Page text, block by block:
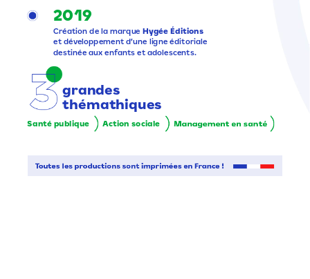
Action sociale Management en santé
Santé publique
Toutes les productions sont imprimées en France !
grandes
thémathiques
Création de la marque Hygée Éditions
et développement d’une ligne éditoriale
destinée aux enfants et adolescents.
2019